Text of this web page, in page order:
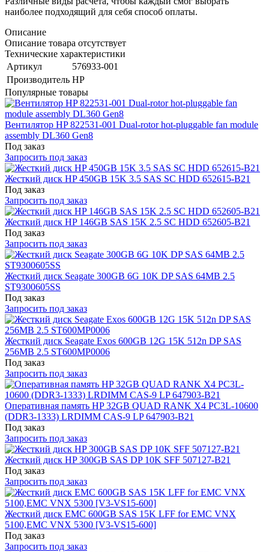
наиболее подходящий для себя способ оплаты.
Описание
Описание товара отсутствует
Технические характеристики
Артикул
576933-001
Производитель HP
Популярные товары
Вентилятор HP 822531-001 Dual-rotor hot-pluggable fan module
assembly DL360 Gen8
Под заказ
Запросить под заказ
Жесткий диск HP 450GB 15K 3.5 SAS SC HDD 652615-B21
Под заказ
Запросить под заказ
Жесткий диск HP 146GB SAS 15K 2.5 SC HDD 652605-B21
Под заказ
Запросить под заказ
Жесткий диск Seagate 300GB 6G 10K DP SAS 64MB 2.5
ST9300605SS
Под заказ
Запросить под заказ
Жесткий диск Seagate Exos 600GB 12G 15K 512n DP SAS
256MB 2.5 ST600MP0006
Под заказ
Запросить под заказ
Оперативная память HP 32GB QUAD RANK X4 PC3L-10600
(DDR3-1333) LRDIMM CAS-9 LP 647903-B21
Под заказ
Запросить под заказ
Жесткий диск HP 300GB SAS DP 10K SFF 507127-B21
Под заказ
Запросить под заказ
Жесткий диск EMC 600GB SAS 15K LFF for EMC VNX
5100,EMC VNX 5300 [V3-VS15-600]
Под заказ
Запросить под заказ